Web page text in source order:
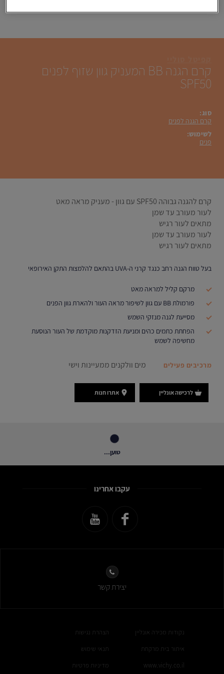
קרם הגנה BB המעניק גוון שזוף לפנים
SPF50
סוג:
קרם הגנה לפנים
לשימוש:
פנים
קרם להגנה גבוהה SPF50 עם גוון - מעניק מראה מאט
לעור מעורב עד שמן
מתאים לעור רגיש
לעור מעורב עד שמן
מתאים לעור רגיש
בעל טווח הגנה רחב כנגד קרני ה-UVA בהתאם להלמצות התקן האירופאי
מרקם קליל למראה מאט
פורמולת BB עם גוון לשיפור מראה העור ולהארת גוון הפנים
מסייעת לגנה מנזקי השמש
הפחתת כתמים כהים ומניעת הזדקנות מוקדמת של העור הנוסעת
מחשיפה לשמש
מרכיבים פעילים מים וולקנים ממעיינות וישי
לרכישה אונליין אתרו חנות
טוען...
עקבו אחרינו
יצירת קשר
הצהרת נגישות
תנאי שימוש
מדיניות פרטיות
נקודות מכירה אונליין
איתור בית מרקחת
www.vichy.co.il